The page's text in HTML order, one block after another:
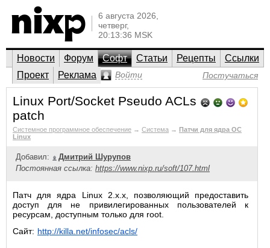
6 августа 2026,
четверг,
20:13:36 MSK
Новости Форум Софт Статьи Рецепты
Ссылки
Проект
Реклама Войти Постучаться
Linux Port/Socket Pseudo ACLs
patch
Системное программное обеспечение → Система → Патчи для ядра ОС
Linux
Добавил:
Дмитрий Шурупов
Постоянная ссылка: https://www.nixp.ru/soft/107.html
Патч для ядра Linux 2.x.x, позволяющий предоставить
доступ для не привилегированных пользователей к
ресурсам, доступным только для root.
Сайт: http://killa.net/infosec/acls/